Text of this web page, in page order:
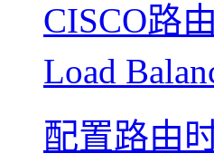
CISCO路
Load
配置路由